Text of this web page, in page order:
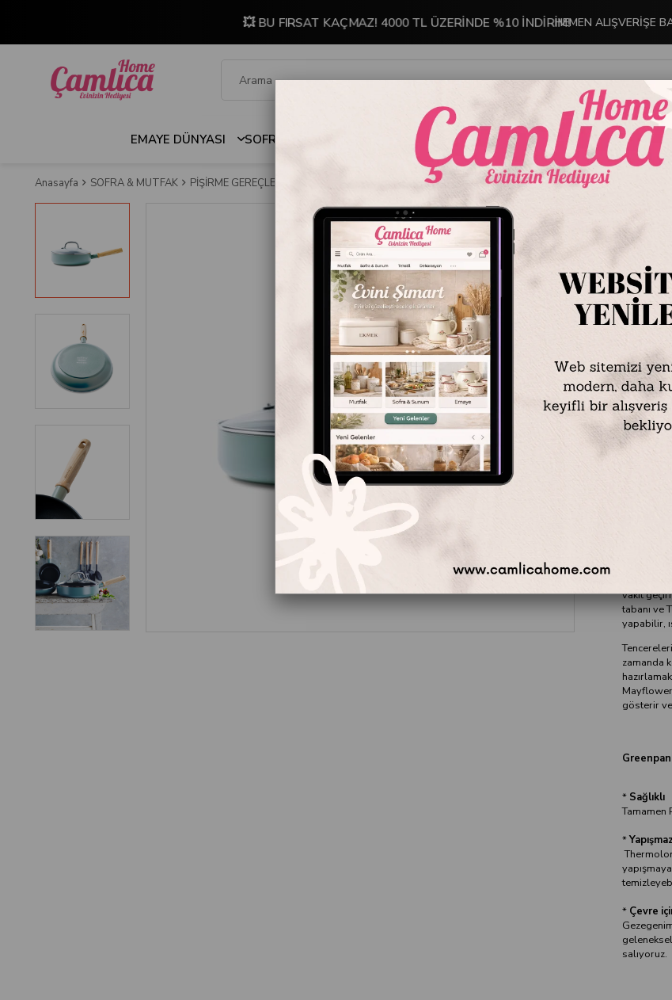
💥 BU FIRSAT KAÇMAZ! 4000 TL ÜZERİNDE %10 İNDİRİM!HEMEN ALIŞVERİŞE
EMAYE DÜNYASI SOFRA & MUTFAK İNDİRİMLİ ÜRÜNLER DEKORASYON TABLO
Anasayfa SOFRA & MUTFAK PİŞİRME GEREÇLERİ May Flower 24 cm Yayvan Tencere
Stok Kodu
Marka:
May
Malzeme:
Renk:
Yüzey:
Kapasite:
Ölçü: 24
- Sap dahil
vakit
tabanı ve
yapabilir,
zamanda
gösterir
* Sağlıklı
Tamamen
*Yapışmaz
* Çevre
salıyoruz.